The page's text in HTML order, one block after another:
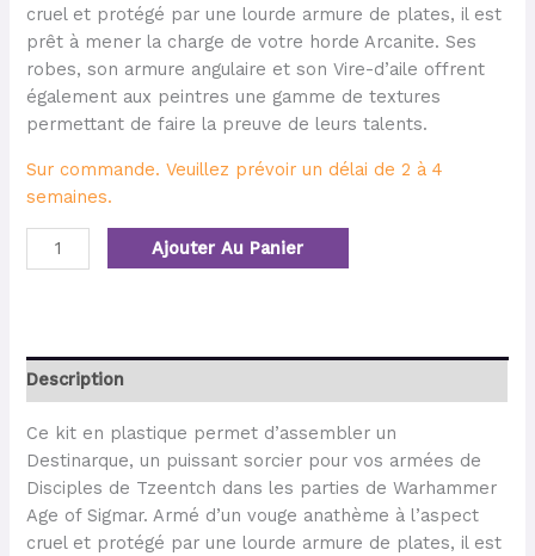
cruel et protégé par une lourde armure de plates, il est
prêt à mener la charge de votre horde Arcanite. Ses
robes, son armure angulaire et son Vire-d’aile offrent
également aux peintres une gamme de textures
permettant de faire la preuve de leurs talents.
Sur commande. Veuillez prévoir un délai de 2 à 4
semaines.
Ajouter Au Panier
Description
Ce kit en plastique permet d’assembler un
Destinarque, un puissant sorcier pour vos armées de
Disciples de Tzeentch dans les parties de Warhammer
Age of Sigmar. Armé d’un vouge anathème à l’aspect
cruel et protégé par une lourde armure de plates, il est